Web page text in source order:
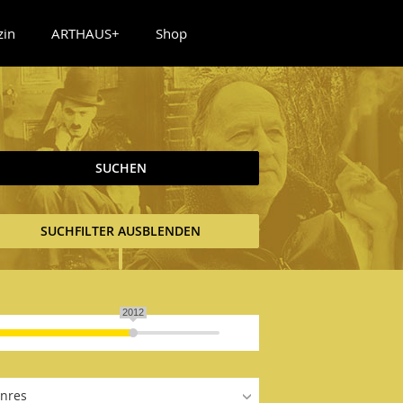
ARTHAUS+ Shop
SUCHEN
SUCHFILTER AUSBLENDEN
2012